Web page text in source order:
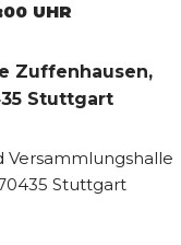
UHR
Zuffenhausen,
Stuttgart
Versammlungshalle
Stuttgart